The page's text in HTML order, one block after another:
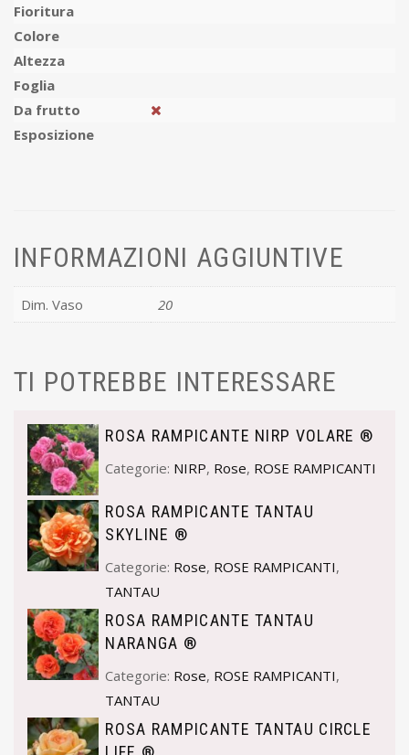
Fioritura
Colore
Altezza
Foglia
Da frutto
Esposizione
INFORMAZIONI AGGIUNTIVE
Dim. Vaso 20
TI POTREBBE INTERESSARE
ROSA RAMPICANTE NIRP VOLARE ®
Categorie: NIRP, Rose, ROSE RAMPICANTI
ROSA RAMPICANTE TANTAU
SKYLINE ®
Categorie: Rose, ROSE RAMPICANTI,
TANTAU
ROSA RAMPICANTE TANTAU
NARANGA ®
Categorie: Rose, ROSE RAMPICANTI,
TANTAU
ROSA RAMPICANTE TANTAU CIRCLE